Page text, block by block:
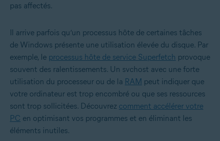
pas affectés.
Il arrive parfois qu’un processus hôte de certaines tâches
de Windows présente une utilisation élevée du disque. Par
exemple, le processus hôte de service Superfetch provoque
souvent des ralentissements. Un svchost avec une forte
utilisation du processeur ou de la RAM peut indiquer que
votre ordinateur est trop encombré ou que ses ressources
sont trop sollicitées. Découvrez comment accélérer votre
PC en optimisant vos programmes et en éliminant les
éléments inutiles.